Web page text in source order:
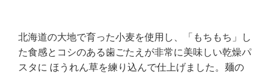
北海道の大地で育った小麦を使用し、「もちもち」し
た食感とコシのある歯ごたえが非常に美味しい乾燥パ
スタに ほうれん草を練り込んで仕上げました。麺の